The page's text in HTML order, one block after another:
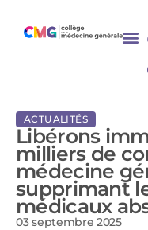
ACTUALITÉS
Libérons
milliers de
médecine
supprimant
médicaux
03 septembre 2025